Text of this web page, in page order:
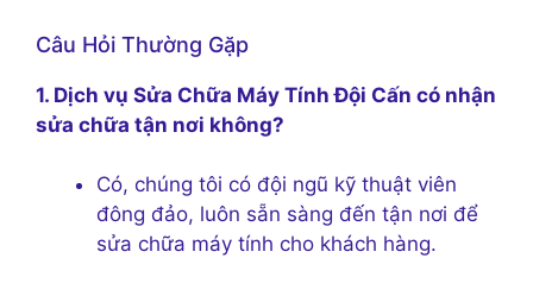
Câu Hỏi Thường Gặp
1. Dịch vụ Sửa Chữa Máy Tính Đội Cấn có nhận
sửa chữa tận nơi không?
Có, chúng tôi có đội ngũ kỹ thuật viên
đông đảo, luôn sẵn sàng đến tận nơi để
sửa chữa máy tính cho khách hàng.